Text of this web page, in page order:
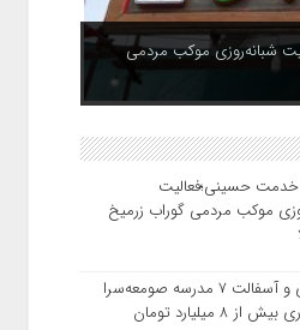
شبانه‌روزی موکب مردمی
خدمت حسینی؛فعالیت
موکب مردمی گوراب زرمیخ
بهسازی و آسفالت ۷ مدرسه صومعه‌سرا
از ۸ میلیارد تومان